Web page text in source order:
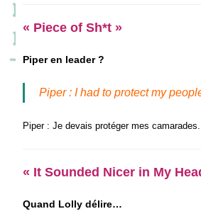
« Piece of Sh*t »
Piper en leader ?
Piper : I had to protect my
Piper : Je devais protéger mes camarades.
« It Sounded Nicer in My
Quand Lolly délire…